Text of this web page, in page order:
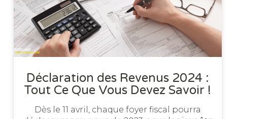
Déclaration des Revenus 2024 :
Tout Ce Que Vous Devez Savoir !
Dès le 11 avril, chaque foyer fiscal pourra